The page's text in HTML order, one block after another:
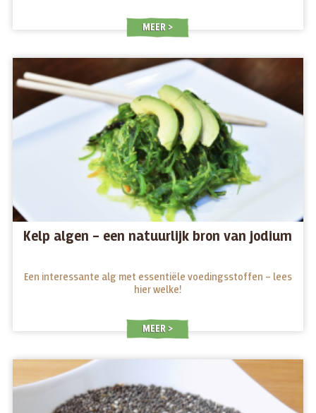
MEER
Kelp algen – een natuurlijk bron van jodium
Een interessante alg met essentiële voedingsstoffen – lees
hier welke!
MEER